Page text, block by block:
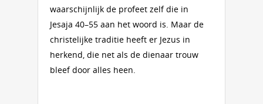
waarschijnlijk de profeet zelf die in
Jesaja 40–55 aan het woord is. Maar de
christelijke traditie heeft er Jezus in
herkend, die net als de dienaar trouw
bleef door alles heen.